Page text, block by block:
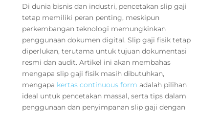
Di dunia bisnis dan industri, pencetakan slip gaji
tetap memiliki peran penting, meskipun
perkembangan teknologi memungkinkan
penggunaan dokumen digital. Slip gaji fisik tetap
diperlukan, terutama untuk tujuan dokumentasi
resmi dan audit. Artikel ini akan membahas
mengapa slip gaji fisik masih dibutuhkan,
mengapa kertas continuous form adalah pilihan
ideal untuk pencetakan massal, serta tips dalam
penggunaan dan penyimpanan slip gaji dengan